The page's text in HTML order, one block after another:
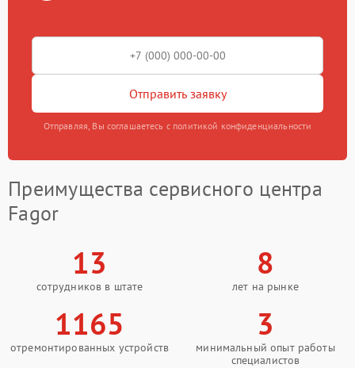
Отправить заявку
Отправляя, Вы соглашаетесь с политикой конфиденциальности
Преимущества сервисного центра
Fagor
13
сотрудников в штате
8
лет на рынке
1165
отремонтированных устройств
3
минимальный опыт работы
специалистов